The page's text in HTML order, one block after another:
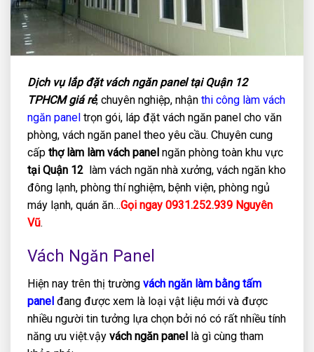
Dịch vụ lắp đặt vách ngăn panel tại Quận 12
TPHCM giá rẻ, chuyên nghiệp, nhận thi công làm vách
ngăn panel trọn gói, láp đặt vách ngăn panel cho văn
phòng, vách ngăn panel theo yêu cầu. Chuyên cung
cấp thợ làm làm vách panel ngăn phòng toàn khu vực
tại Quận 12
làm vách ngăn nhà xưởng, vách ngăn kho
đông lạnh, phòng thí nghiệm, bệnh viện, phòng ngủ
máy lạnh, quán ăn…Gọi ngay 0931.252.939 Nguyên
Vũ.
Vách Ngăn Panel
Hiện nay trên thị trường vách ngăn làm bằng tấm
panel đang được xem là loại vật liệu mới và được
nhiều người tin tưởng lựa chọn bởi nó có rất nhiều tính
năng ưu việt.vậy vách ngăn panel là gì cùng tham